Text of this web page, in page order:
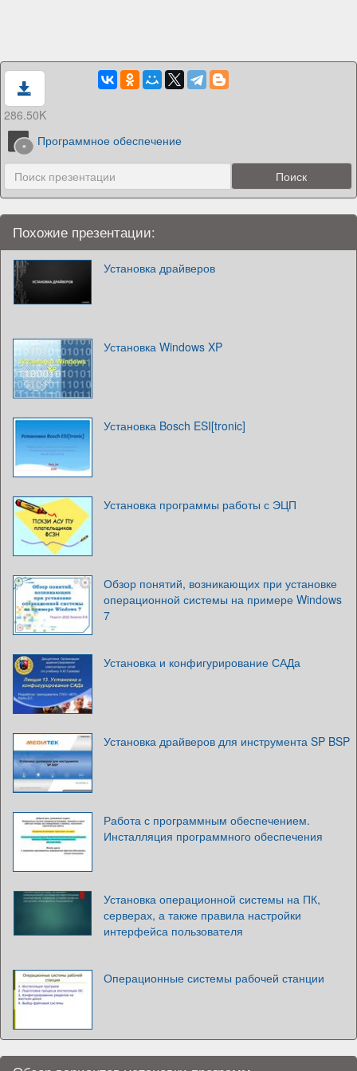
286.50K
Программное обеспечение
Похожие презентации:
Установка драйверов
Установка Windows XP
Установка Bosch ESI[tronic]
Установка программы работы с ЭЦП
Обзор понятий, возникающих при установке
операционной системы на примере Windows
7
Установка и конфигурирование САДа
Установка драйверов для инструмента SP BSP
Работа с программным обеспечением.
Инсталляция программного обеспечения
Установка операционной системы на ПК,
серверах, а также правила настройки
интерфейса пользователя
Операционные системы рабочей станции